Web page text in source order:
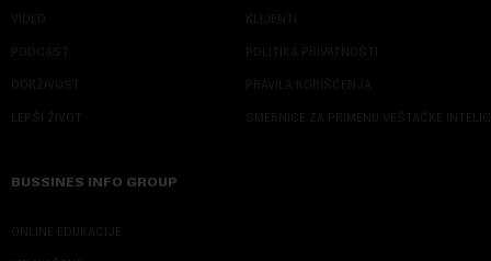
VIDEO
PODCAST
ODRŽIVOST
LEPŠI ŽIVOT
KLIJENTI
POLITIKA PRIVATNOSTI
PRAVILA KORIŠĆENJA
SMERNICE ZA PRIMENU VEŠTAČKE
BUSSINES INFO GROUP
ONLINE EDUKACIJE